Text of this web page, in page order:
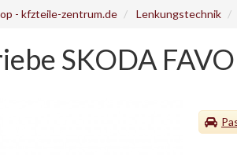
- kfzteile-zentrum.de Lenkungstechnik
SKODA